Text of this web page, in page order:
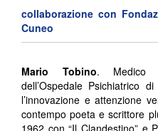
collaborazione con
Cuneo
Mario Tobino. Medico
dell’Ospedale Psichiatrico
l’innovazione e attenzione
contempo poeta e scrittore